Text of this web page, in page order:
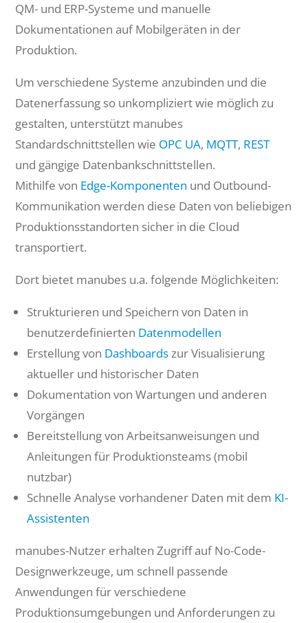
QM- und ERP-Systeme und manuelle
Dokumentationen auf Mobilgeräten in der
Produktion.
Um verschiedene Systeme anzubinden und die
Datenerfassung so unkompliziert wie möglich zu
gestalten, unterstützt manubes
Standardschnittstellen wie OPC UA, MQTT, REST
und gängige Datenbankschnittstellen.
Mithilfe von Edge-Komponenten und Outbound-
Kommunikation werden diese Daten von beliebigen
Produktionsstandorten sicher in die Cloud
transportiert.
Dort bietet manubes u.a. folgende Möglichkeiten:
Strukturieren und Speichern von Daten in
benutzerdefinierten Datenmodellen
Erstellung von Dashboardszur Visualisierung
aktueller und historischer Daten
Dokumentation von Wartungen und anderen
Vorgängen
Bereitstellung von Arbeitsanweisungen und
Anleitungen für Produktionsteams (mobil
nutzbar)
Schnelle Analyse vorhandener Daten mit dem KI-
Assistenten
manubes-Nutzer erhalten Zugriff auf No-Code-
Designwerkzeuge, um schnell passende
Anwendungen für verschiedene
Produktionsumgebungen und Anforderungen zu